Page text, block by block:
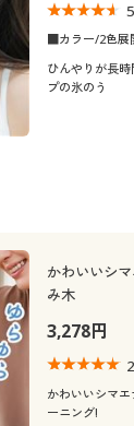
5
■カラー/2色展
ひんやりが長
プの氷のう
かわいいシ
み木
3,278円
2
かわいいシマ
ーニング!